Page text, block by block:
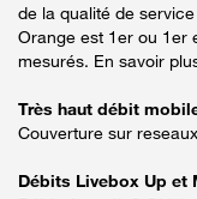
de la qualité de
Orange est 1er ou 1er
mesurés. En savoir
Très haut débit
Couverture sur
Débits Livebox Up et